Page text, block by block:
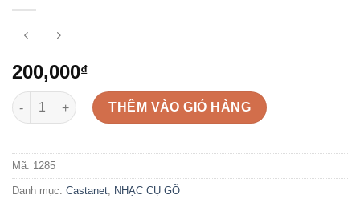
200,000₫
Số lượng
THÊM VÀO GIỎ HÀNG
Mã: 1285
Danh mục: Castanet NHẠC CỤ GÕ